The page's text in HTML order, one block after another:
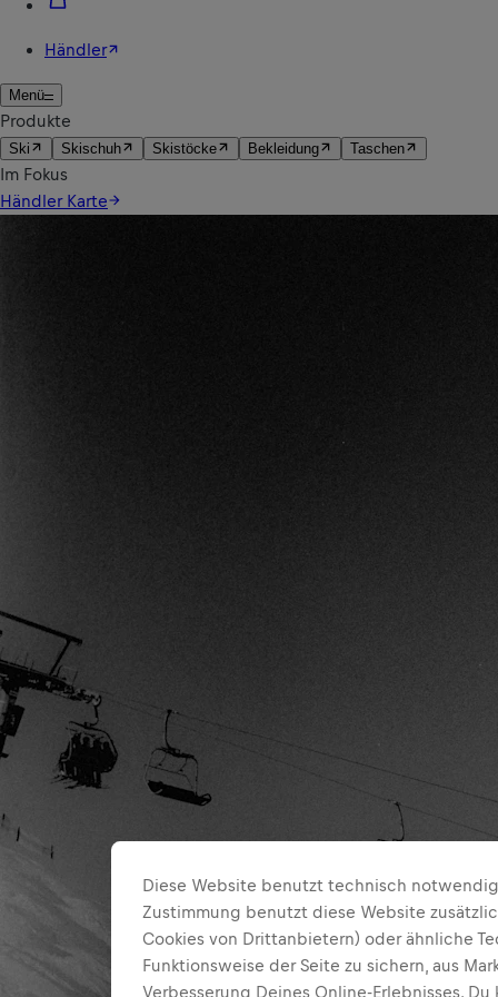
Diese Website benutzt technisch
Zustimmung benutzt diese Website
Cookies von Drittanbietern) oder ähnliche
Funktionsweise der Seite zu sichern, aus
Verbesserung Deines Online-Erlebnisses.